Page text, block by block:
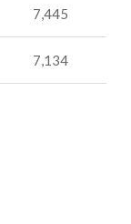
7,445
7,134